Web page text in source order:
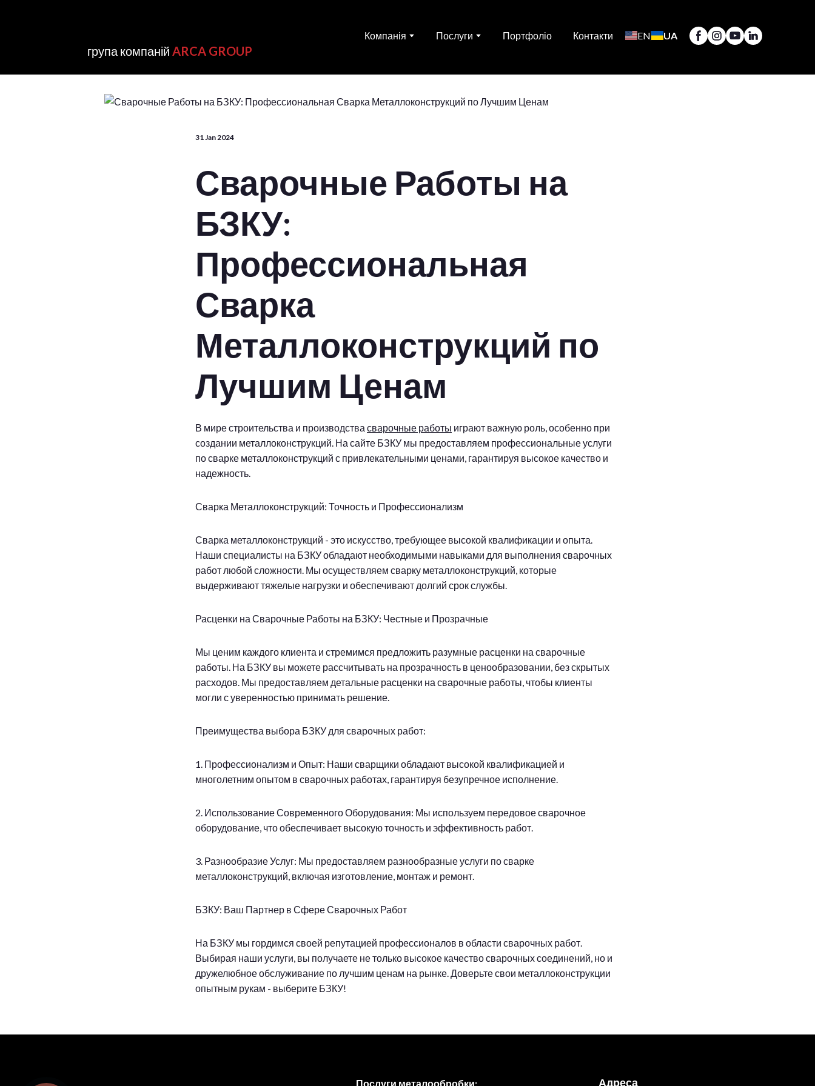
група компаній ARCA GROUP
Компанія Послуги Портфоліо Контакти EN UA
31 Jan 2024
Сварочные Работы на
БЗКУ:
Профессиональная
Сварка
Металлоконструкций по
Лучшим Ценам
В мире строительства и производства сварочные работы играют важную роль, особенно при
создании металлоконструкций. На сайте БЗКУ мы предоставляем профессиональные услуги
по сварке металлоконструкций с привлекательными ценами, гарантируя высокое качество и
надежность.
Сварка Металлоконструкций: Точность и Профессионализм
Сварка металлоконструкций - это искусство, требующее высокой квалификации и опыта.
Наши специалисты на БЗКУ обладают необходимыми навыками для выполнения сварочных
работ любой сложности. Мы осуществляем сварку металлоконструкций, которые
выдерживают тяжелые нагрузки и обеспечивают долгий срок службы.
Расценки на Сварочные Работы на БЗКУ: Честные и Прозрачные
Мы ценим каждого клиента и стремимся предложить разумные расценки на сварочные
работы. На БЗКУ вы можете рассчитывать на прозрачность в ценообразовании, без скрытых
расходов. Мы предоставляем детальные расценки на сварочные работы, чтобы клиенты
могли с уверенностью принимать решение.
Преимущества выбора БЗКУ для сварочных работ:
1. Профессионализм и Опыт: Наши сварщики обладают высокой квалификацией и
многолетним опытом в сварочных работах, гарантируя безупречное исполнение.
2. Использование Современного Оборудования: Мы используем передовое сварочное
оборудование, что обеспечивает высокую точность и эффективность работ.
3. Разнообразие Услуг: Мы предоставляем разнообразные услуги по сварке
металлоконструкций, включая изготовление, монтаж и ремонт.
БЗКУ: Ваш Партнер в Сфере Сварочных Работ
На БЗКУ мы гордимся своей репутацией профессионалов в области сварочных работ.
Выбирая наши услуги, вы получаете не только высокое качество сварочных соединений, но и
дружелюбное обслуживание по лучшим ценам на рынке. Доверьте свои металлоконструкции
опытным рукам - выберите БЗКУ!
Послуги металообробки: Адреса